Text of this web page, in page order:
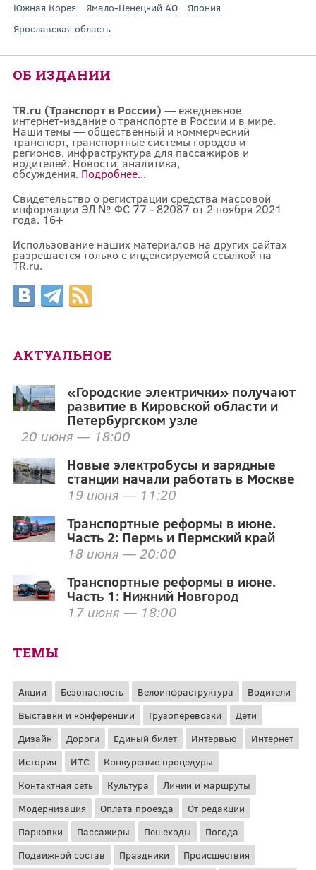
Южная Корея
Ямало-Ненецкий АО
Япония
Ярославская область
ОБ ИЗДАНИИ
TR.ru (Транспорт в России) — ежедневное
интернет-издание о транспорте в России и в мире.
Наши темы — общественный и коммерческий
транспорт, транспортные системы городов и
регионов, инфраструктура для пассажиров и
водителей. Новости, аналитика,
обсуждения. Подробнее...
Свидетельство о регистрации средства массовой
информации ЭЛ № ФС 77 - 82087 от 2 ноября 2021
года. 16+
Использование наших материалов на других сайтах
разрешается только с индексируемой ссылкой на
TR.ru.
АКТУАЛЬНОЕ
«Городские электрички» получают
развитие в Кировской области и
Петербургском узле
20 июня — 18:00
Новые электробусы и зарядные
станции начали работать в Москве
19 июня — 11:20
Транспортные реформы в июне.
Часть 2: Пермь и Пермский край
18 июня — 20:00
Транспортные реформы в июне.
Часть 1: Нижний Новгород
17 июня — 18:00
ТЕМЫ
Акции Безопасность Велоинфраструктура
Водители
Выставки и конференции
Грузоперевозки
Дети
Дизайн
Дороги Единый билет Интервью
Интернет
История
ИТС
Конкурсные процедуры
Контактная сеть
Культура
Линии и маршруты
Модернизация
Оплата проезда
От редакции
Парковки
Пассажиры Пешеходы
Погода
Подвижной состав
Праздники Происшествия